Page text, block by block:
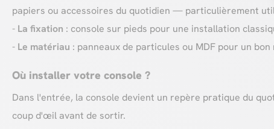
papiers ou accessoires du quotidien — particulièrement
- La fixation : console sur pieds pour une installation
- Le matériau : panneaux de particules ou MDF pour un
Où installer votre console ?
Dans l'entrée, la console devient un repère pratique du
coup d'œil avant de sortir.